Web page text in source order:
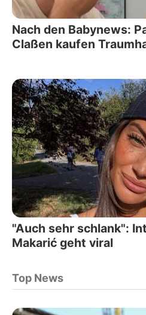
Nach den Babynews:
Claßen kaufen
"Auch sehr schlank":
Makarić geht viral
Top News